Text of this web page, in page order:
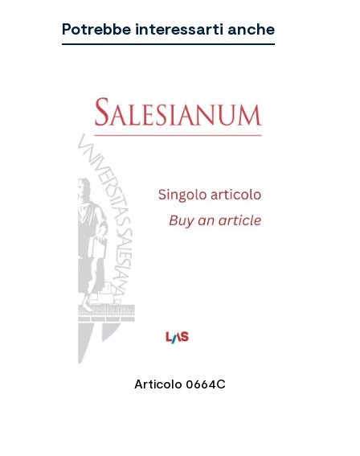
Potrebbe interessarti anche
Articolo 0664C